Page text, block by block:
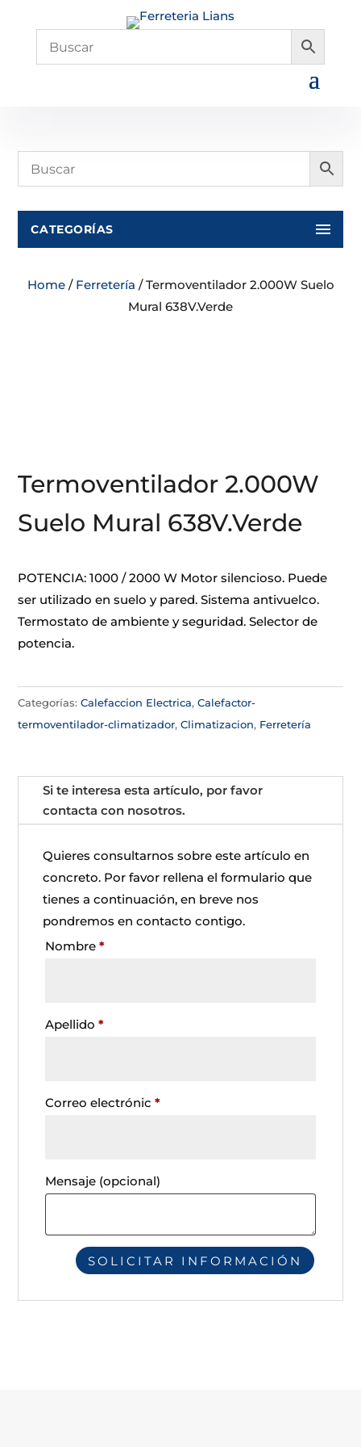
CATEGORÍAS
Home/ Ferretería / Termoventilador 2.000W Suelo
Mural 638V.Verde
Termoventilador 2.000W
Suelo Mural 638V.Verde
POTENCIA: 1000 / 2000 W Motor silencioso. Puede
ser utilizado en suelo y pared. Sistema antivuelco.
Termostato de ambiente y seguridad. Selector de
potencia.
Categorías:Calefaccion Electrica,Calefactor-
termoventilador-climatizador,Climatizacion, Ferretería
Si te interesa esta artículo, por favor
contacta con nosotros.
Quieres consultarnos sobre este artículo en
concreto. Por favor rellena el formulario que
tienes a continuación, en breve nos
pondremos en contacto contigo.
Nombre*
Apellido*
Correo electrónic*
Mensaje (opcional)